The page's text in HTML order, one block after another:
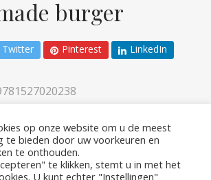
burger
Twitter Pinterest LinkedIn
op onze website om u de meest
te bieden door uw voorkeuren en
te onthouden.
te klikken, stemt u in met het
U kunt echter "Instellingen"